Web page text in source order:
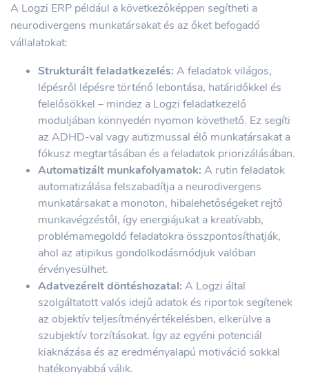
A Logzi ERP például a következőképpen segítheti a
neurodivergens munkatársakat és az őket befogadó
vállalatokat:
Strukturált feladatkezelés: A feladatok világos,
lépésről lépésre történő lebontása, határidőkkel és
felelősökkel – mindez a Logzi feladatkezelő
moduljában könnyedén nyomon követhető. Ez segíti
az ADHD-val vagy autizmussal élő munkatársakat a
fókusz megtartásában és a feladatok priorizálásában.
Automatizált munkafolyamatok: A rutin feladatok
automatizálása felszabadítja a neurodivergens
munkatársakat a monoton, hibalehetőségeket rejtő
munkavégzéstől, így energiájukat a kreatívabb,
problémamegoldó feladatokra összpontosíthatják,
ahol az atipikus gondolkodásmódjuk valóban
érvényesülhet.
Adatvezérelt döntéshozatal: A Logzi által
szolgáltatott valós idejű adatok és riportok segítenek
az objektív teljesítményértékelésben, elkerülve a
szubjektív torzításokat. Így az egyéni potenciál
kiaknázása és az eredményalapú motiváció sokkal
hatékonyabbá válik.